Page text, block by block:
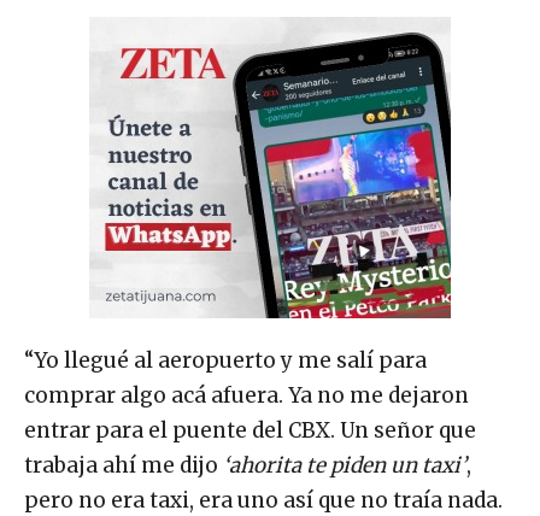
“Yo llegué al aeropuerto y me salí para
comprar algo acá afuera. Ya no me dejaron
entrar para el puente del CBX. Un señor que
trabaja ahí me dijo ‘ahorita te piden un taxi’,
pero no era taxi, era uno así que no traía nada.